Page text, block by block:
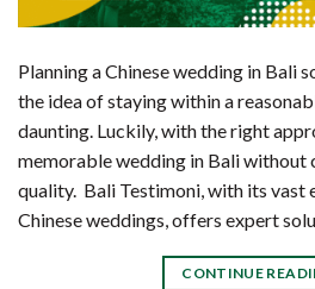
Planning a Chinese wedding in Bali
the idea of staying within a
daunting. Luckily, with the right
memorable wedding in Bali without
quality. Bali Testimoni, with its vast
Chinese weddings, offers expert
CONTINUE